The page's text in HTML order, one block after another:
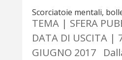
Scorciatoie mentali,
TEMA | SFERA
DATA DI USCITA |
GIUGNO 2017